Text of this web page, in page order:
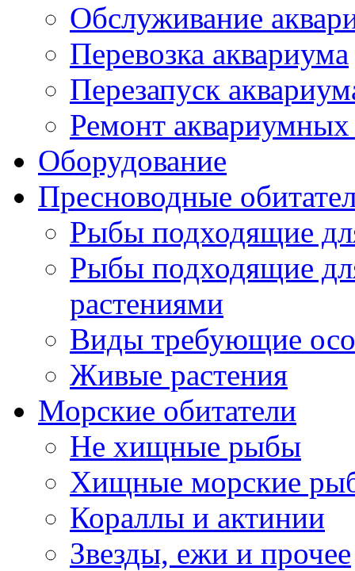
Обслуживание
Перевозка аквариума
Перезапуск
Ремонт аквариумных
Оборудование
Пресноводные
Рыбы подходящие
Рыбы подходящие
растениями
Виды требующие
Живые растения
Морские обитатели
Не хищные рыбы
Хищные морские
Кораллы и актинии
Звезды, ежи и прочее